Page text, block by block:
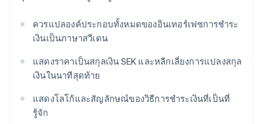
ควรแปลองค์ประกอบทั้งหมดของอินเทอร์เฟซการชำระ
เงินเป็นภาษาสวีเดน
แสดงราคาเป็นสกุลเงิน SEK และหลีกเลี่ยงการแปลงสกุล
เงินในนาทีสุดท้าย
แสดงโลโก้และสัญลักษณ์ของวิธีการชำระเงินที่เป็นที่
รู้จัก